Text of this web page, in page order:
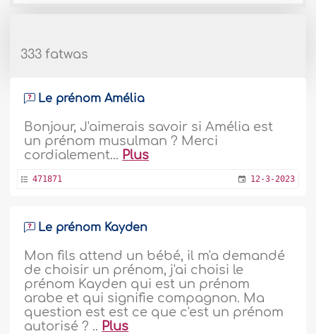
333 fatwas
Le prénom Amélia
Bonjour, J'aimerais savoir si Amélia est
un prénom musulman ? Merci
cordialement... Plus
471871 12-3-2023
Le prénom Kayden
Mon fils attend un bébé, il m'a demandé
de choisir un prénom, j'ai choisi le
prénom Kayden qui est un prénom
arabe et qui signifie compagnon. Ma
question est est ce que c'est un prénom
autorisé ? .. Plus